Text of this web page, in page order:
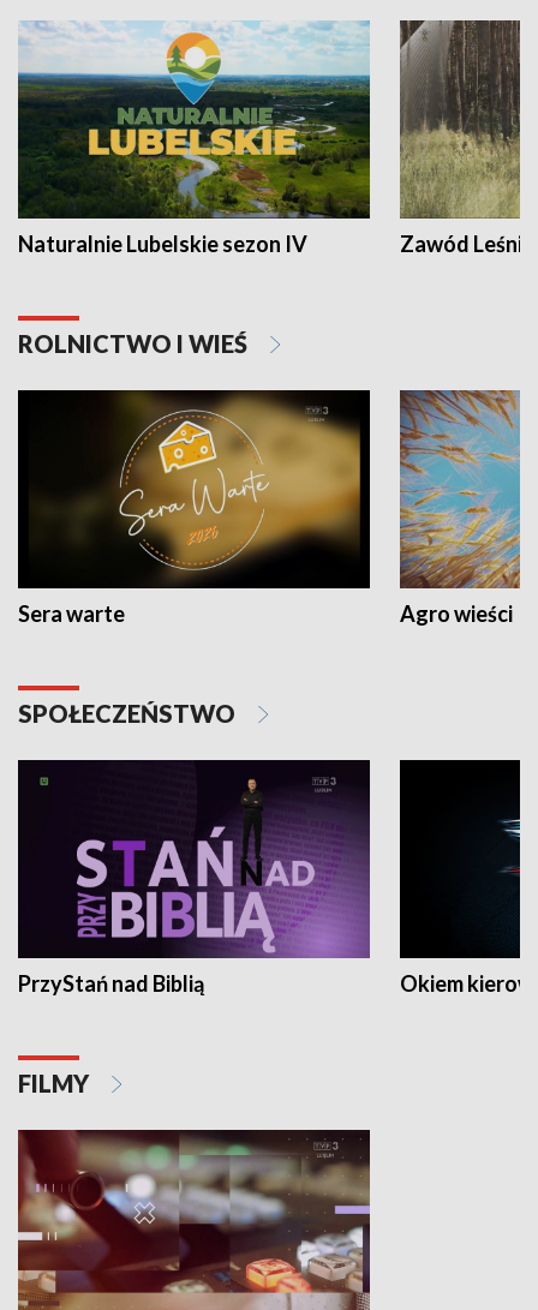
Naturalnie Lubelskie sezon IV Zawód Leśnik
ROLNICTWO I WIEŚ
Sera warte Agro wieści
SPOŁECZEŃSTWO
PrzyStań nad Biblią Okiem
FILMY